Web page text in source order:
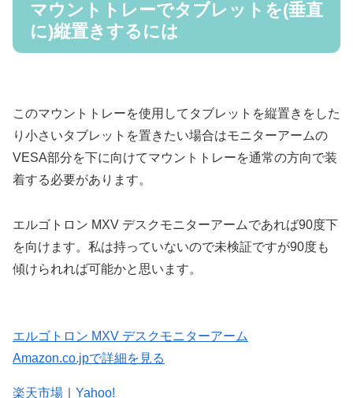
マウントトレーでタブレットを(垂直
に)縦置きするには
このマウントトレーを使用してタブレットを縦置きをした
り小さいタブレットを置きたい場合はモニターアームの
VESA部分を下に向けてマウントトレーを通常の方向で装
着する必要があります。
エルゴトロン MXV デスクモニターアームであれば90度下
を向けます。私は持っていないので未検証ですが90度も
傾けられれば可能かと思います。
エルゴトロン MXV デスクモニターアーム
Amazon.co.jpで詳細を見る
楽天市場 Yahoo!